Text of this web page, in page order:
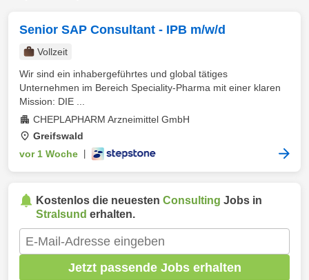
Senior SAP Consultant - IPB m/w/d
Vollzeit
Wir sind ein inhabergeführtes und global tätiges
Unternehmen im Bereich Speciality-Pharma mit einer klaren
Mission: DIE ...
CHEPLAPHARM Arzneimittel GmbH
Greifswald
vor 1 Woche
Kostenlos die neuesten Consulting Jobs in
Stralsund erhalten.
Jetzt passende Jobs erhalten